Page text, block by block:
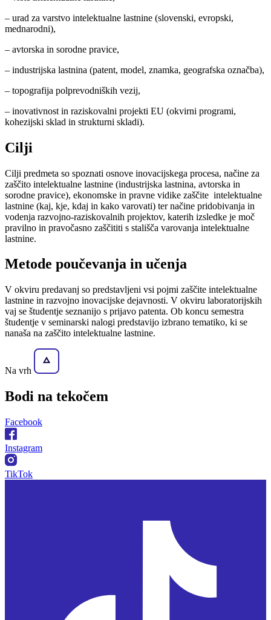
– urad za varstvo intelektualne lastnine (slovenski, evropski,
mednarodni),
– avtorska in sorodne pravice,
– industrijska lastnina (patent, model, znamka, geografska označba),
– topografija polprevodniških vezij,
– inovativnost in raziskovalni projekti EU (okvirni programi,
kohezijski sklad in strukturni skladi).
Cilji
Cilji predmeta so spoznati osnove inovacijskega procesa, načine za
zaščito intelektualne lastnine (industrijska lastnina, avtorska in
sorodne pravice), ekonomske in pravne vidike zaščite intelektualne
lastnine (kaj, kje, kdaj in kako varovati) ter načine pridobivanja in
vodenja razvojno-raziskovalnih projektov, katerih izsledke je moč
pravilno in pravočasno zaščititi s stališča varovanja intelektualne
lastnine.
Metode poučevanja in učenja
V okviru predavanj so predstavljeni vsi pojmi zaščite intelektualne
lastnine in razvojno inovacijske dejavnosti. V okviru laboratorijskih
vaj se študentje seznanijo s prijavo patenta. Ob koncu semestra
študentje v seminarski nalogi predstavijo izbrano tematiko, ki se
nanaša na zaščito intelektualne lastnine.
Na vrh
Bodi na tekočem
Facebook
Instagram
TikTok